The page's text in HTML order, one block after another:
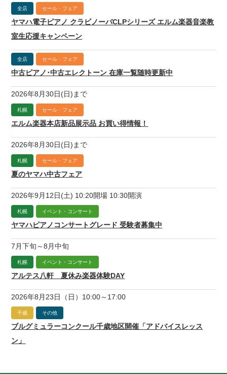
全店 セール・フェア
ヤマハ電子ピアノ クラビノーバCLPシリーズ エルム楽器音楽教
室生応援キャンペーン
全店 セール・フェア
中古ピアノ･中古エレクトーン 在庫一覧随時更新中
2026年8月30日(日)まで
札幌 セール・フェア
エルム楽器本店新品展示品 お買い得情報！
2026年8月30日(日)まで
札幌 セール・フェア
夏のヤマハ中古フェア
2026年9月12日(土) 10:20開場 10:30開演
札幌 イベント・コンサート
ヤマハピアノコンサートグレード 受験者募集中
7月下旬～8月中旬
札幌 イベント・コンサート
アルテス八軒 夏休み楽器体験DAY
2026年8月23日（日）10:00～17:00
千歳 その他
ブルグミュラーコンクール千歳地区開催「アドバイスレッス
ン」